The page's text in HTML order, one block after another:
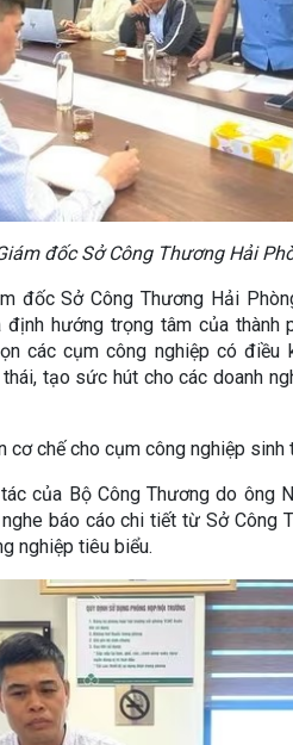
đốc Sở Công Thương Hải
đốc Sở Công Thương Hải
định hướng trọng tâm của
các cụm công nghiệp có
tạo sức hút cho các doanh
cơ chế cho cụm công nghiệp sinh
của Bộ Công Thương do ông
báo cáo chi tiết từ Sở Công
nghiệp tiêu biểu.